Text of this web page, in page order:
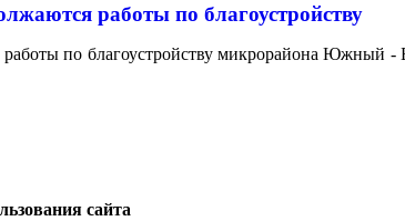
работы по благоустройству
по благоустройству микрорайона Южный
сайта